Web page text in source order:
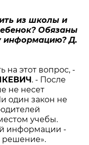
из школы и
Обязаны
информацию? Д.
на этот вопрос, -
. - После
не несет
один закон не
учебы.
информации -
решение».